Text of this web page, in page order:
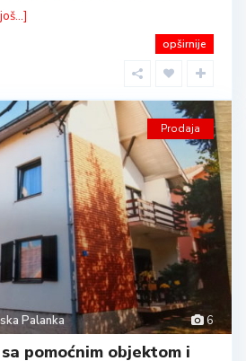
opširnije
6
Palanka
Prodaja
pomoćnim objektom i